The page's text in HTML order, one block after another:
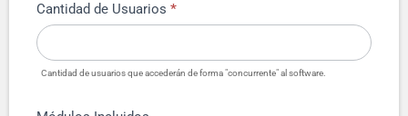
Cantidad de Usuarios *
Cantidad de usuarios que accederán de forma "concurrente" al software.